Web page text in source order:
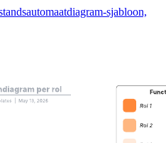
sjabloon,